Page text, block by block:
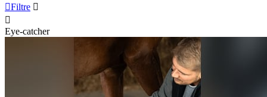
Filtre 

Eye-catcher